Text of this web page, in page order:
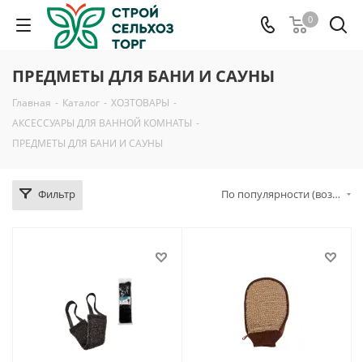
0
ПРЕДМЕТЫ ДЛЯ БАНИ И САУНЫ
Главная - Каталог - ХОЗТОВАРЫ -
АКСЕССУАРЫ ДЛЯ ВАННОЙ КОМНАТЫ -
ПРЕДМЕТЫ ДЛЯ БАНИ И САУНЫ
Фильтр По популярности (возрастание)